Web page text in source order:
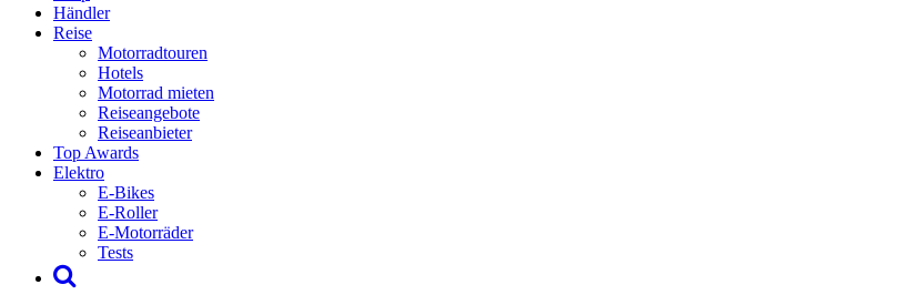
Händler
Reise
Motorradtouren
Hotels
Motorrad mieten
Reiseangebote
Reiseanbieter
Top Awards
Elektro
E-Bikes
E-Roller
E-Motorräder
Tests